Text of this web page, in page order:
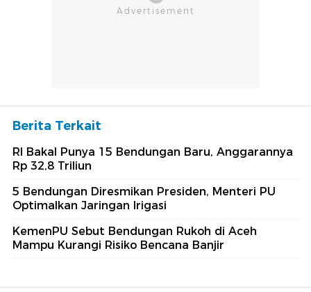
Berita Terkait
RI Bakal Punya 15 Bendungan Baru, Anggarannya
Rp 32,8 Triliun
5 Bendungan Diresmikan Presiden, Menteri PU
Optimalkan Jaringan Irigasi
KemenPU Sebut Bendungan Rukoh di Aceh
Mampu Kurangi Risiko Bencana Banjir